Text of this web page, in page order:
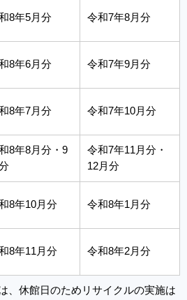
8年5月分 令和7年8月分
8年6月分 令和7年9月分
8年7月分 令和7年10月分
8年8月分・9
令和7年11月分・
12月分
8年10月分 令和8年1月分
8年11月分 令和8年2月分
、休館日のためリサイクルの実施は